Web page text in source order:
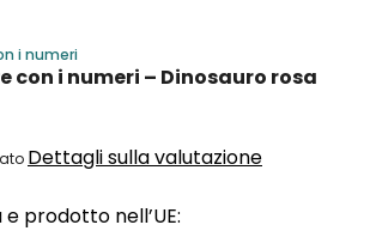
prodotto nell’UE:
i numeri
con i numeri – Dinosauro rosa
Dettagli sulla valutazione